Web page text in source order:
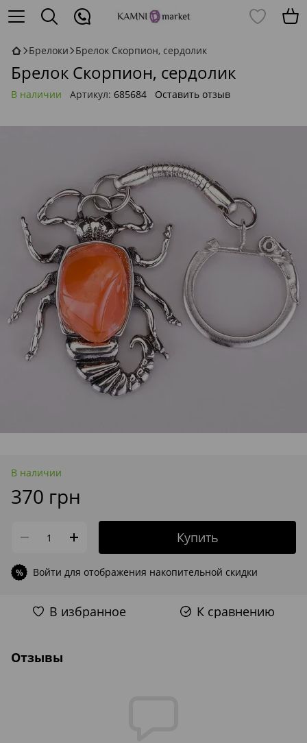
Брелоки Брелок Скорпион, сердолик
Брелок Скорпион, сердолик
В наличии Артикул: 685684 Оставить отзыв
В наличии
370 грн
Купить
% Войти для отображения накопительной скидки
В избранное К сравнению
Отзывы